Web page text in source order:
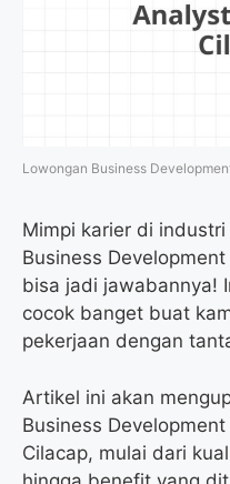
Lowongan Business
Mimpi karier di
Business
bisa jadi jawabannya!
cocok banget buat
pekerjaan dengan
Artikel ini akan
Business
Cilacap, mulai dari